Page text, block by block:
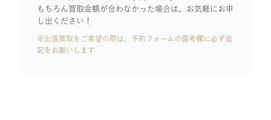
もちろん買取金額が合わなかった場合は、お気軽にお申
し出ください！
※出張買取をご希望の際は、予約フォームの備考欄に必ず追
記をお願いします